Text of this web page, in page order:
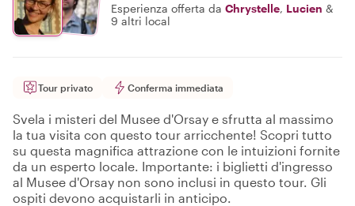
Esperienza offerta da Chrystelle, Lucien &
9 altri local
Tour privato Conferma immediata
Svela i misteri del Musee d'Orsay e sfrutta al massimo
la tua visita con questo tour arricchente! Scopri tutto
su questa magnifica attrazione con le intuizioni fornite
da un esperto locale. Importante: i biglietti d'ingresso
al Musee d'Orsay non sono inclusi in questo tour. Gli
ospiti devono acquistarli in anticipo.